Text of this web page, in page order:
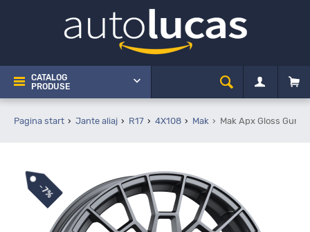
CATALOG
PRODUSE
Pagina start Jante aliaj R17 4X108 Mak Mak Apx Gloss Gun
-
7%